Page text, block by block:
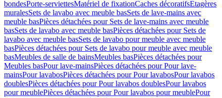
bondesPorte-serviettesMatériel de fixationCaches décoratifsEtagères
muralesSets de lavabo avec meuble basSets de lave-mains avec
meuble basPièces détachées pour Sets de lave-mains avec meuble
basSets de lavabo avec meuble basPièces détachées pour Sets de
lavabo avec meuble basSets de lavabo pour meuble avec meuble
basPièces détachées pour Sets de lavabo pour meuble avec meuble
basMeubles de salle de bainsMeubles basPièces détachées pour
Meubles basPour lave-mainsPièces détachées pour Pour lave-
mainsPour lavabosPièces détachées pour Pour lavabosPour lavabos
doublesPièces détachées pour Pour lavabos doublesPour lavabos
pour meublePièces détachées pour Pour lavabos pour meublePour